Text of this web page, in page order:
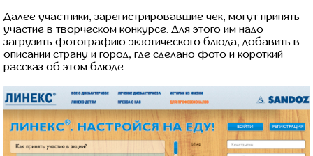
Далее участники, зарегистрировавшие чек, могут принять
участие в творческом конкурсе. Для этого им надо
загрузить фотографию экзотического блюда, добавить в
описании страну и город, где сделано фото и короткий
рассказ об этом блюде.